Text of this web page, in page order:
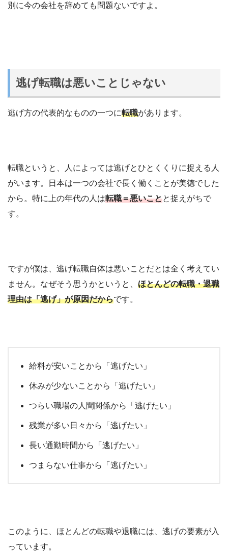
別に今の会社を辞めても問題ないですよ。
逃げ転職は悪いことじゃない
逃げ方の代表的なものの一つに転職があります。
転職というと、人によっては逃げとひとくくりに捉える人
がいます。日本は一つの会社で長く働くことが美徳でした
から。特に上の年代の人は転職＝悪いことと捉えがちで
す。
ですが僕は、逃げ転職自体は悪いことだとは全く考えてい
ません。なぜそう思うかというと、 ほとんどの転職・退職
理由は「逃げ」が原因だからです。
給料が安いことから「逃げたい」
休みが少ないことから「逃げたい」
つらい職場の人間関係から「逃げたい」
残業が多い日々から「逃げたい」
長い通勤時間から「逃げたい」
つまらない仕事から「逃げたい」
このように、ほとんどの転職や退職には、逃げの要素が入
っています。